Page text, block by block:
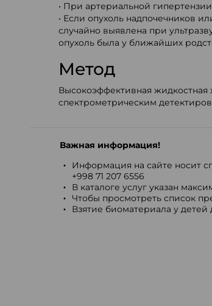
• При артериальной
• Если опухоль надпочечников
случайно выявлена при
опухоль была у ближайших
Метод
Высокоэффективная
спектрометрическим
Важная информация!
Информация на сайте носит
+998 71 207 6556
В каталоге услуг указан
Чтобы просмотреть список
Взятие биоматериала у детей